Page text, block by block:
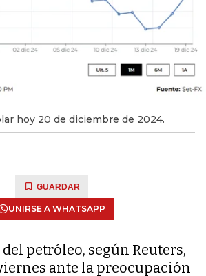
hoy 20 de diciembre de 2024.
GUARDAR
UNIRSE A WHATSAPP
petróleo, según Reuters,
ante la preocupación